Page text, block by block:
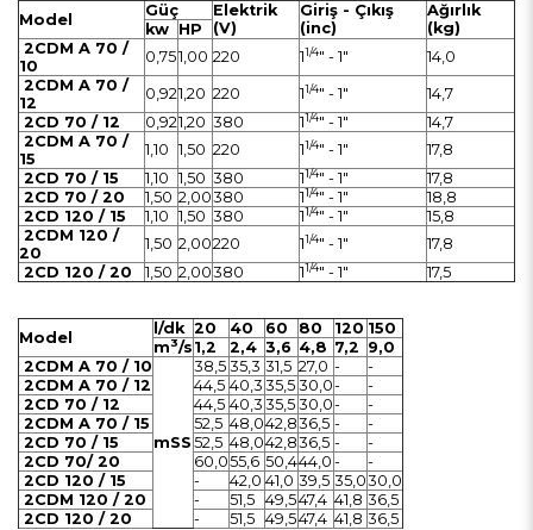
Model
Güç
Elektrik
(V)
Giriş - Çıkış
(inc)
Ağırlık
(kg)
kw HP
2CDM A 70 /
10
0,751,00 220 11/4" - 1"
14,0
2CDM A 70 /
12
0,921,20 220 11/4" - 1"
14,7
2CD 70 / 12
0,921,20 380 11/4" - 1"
14,7
2CDM A 70 /
15
1,10 1,50 220 11/4" - 1"
17,8
2CD 70 / 15
1,10 1,50 380 11/4" - 1"
17,8
2CD 70 / 20
1,50 2,00380 11/4" - 1"
18,8
2CD 120 / 15
1,10 1,50 380 11/4" - 1"
15,8
2CDM 120 /
20
1,50 2,00220 11/4" - 1"
17,8
2CD 120 / 20
1,50 2,00380 11/4" - 1" 17,5
Model
l/dk 20 40 60 80 120 150
m3/s 1,2 2,4 3,6 4,8 7,2 9,0
2CDM A 70 / 10
mSS
38,5 35,3 31,5 27,0 -
-
2CDM A 70 / 12
44,5 40,3 35,5 30,0-
-
2CD 70 / 12
44,5 40,3 35,5 30,0-
-
2CDM A 70 / 15
52,5 48,042,836,5 -
-
2CD 70 / 15
52,5 48,042,836,5 -
-
2CD 70/ 20
60,055,6 50,444,0 -
-
2CD 120 / 15
- 42,0 41,0 39,5 35,030,0
2CDM 120 / 20
- 51,5 49,547,4 41,8 36,5
2CD 120 / 20
- 51,5 49,547,4 41,8 36,5